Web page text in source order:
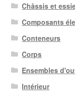
Châssis et
Composants
Conteneurs
Corps
Ensembles
Intérieur